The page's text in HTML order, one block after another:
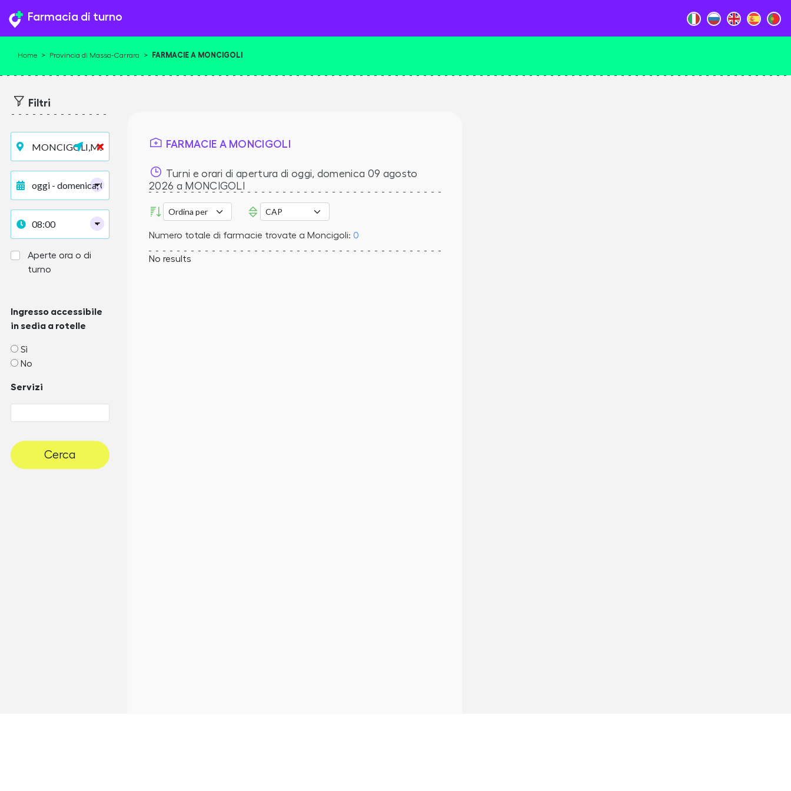
Farmacia di turno
Home > Provincia di Massa-Carrara > FARMACIE A MONCIGOLI
FARMACIE A MONCIGOLI
Turni e orari di apertura di oggi, domenica 09 agosto
2026 a MONCIGOLI
Numero totale di farmacie trovate a Moncigoli: 0
No results
Filtri
Aperte ora o di
turno
Ingresso accessibile
in sedia a rotelle
Sì
No
Servizi
Cerca